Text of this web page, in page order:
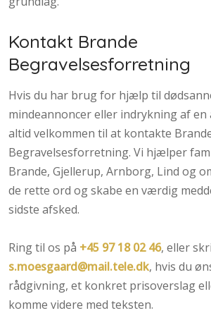
Kontakt Brande
Begravelsesforretning
Hvis du har brug for hjælp til
mindeannoncer eller indrykning af en
altid velkommen til at kontakte
Begravelsesforretning. Vi hjælper
Brande, Gjellerup, Arnborg, Lind og
de rette ord og skabe en værdig
sidste afsked.
Ring til os på +45 97 18 02 46, eller
s.moesgaard@mail.tele.dk, hvis du
rådgivning, et konkret prisoverslag
komme videre med teksten.